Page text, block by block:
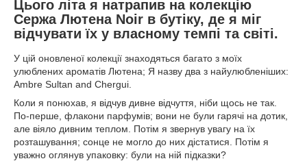
Цього літа я натрапив на колекцію
Сержа Лютена Noir в бутіку, де я міг
відчувати їх у власному темпі та світі.
У цій оновленої колекції знаходяться багато з моїх
улюблених ароматів Лютена; Я назву два з найулюбленіших:
Ambre Sultan and Chergui.
Коли я понюхав, я відчув дивне відчуття, ніби щось не так.
По-перше, флакони парфумів; вони не були гарячі на дотик,
але віяло дивним теплом. Потім я звернув увагу на їх
розташування; сонце не могло до них дістатися. Потім я
уважно оглянув упаковку: були на ній підказки?